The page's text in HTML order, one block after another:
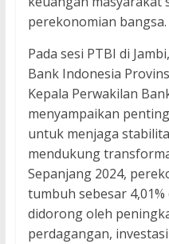
perekonomian bangsa.
Pada sesi PTBI di
Bank Indonesia
Kepala Perwakilan
menyampaikan
untuk menjaga
mendukung
Sepanjang 2024,
tumbuh sebesar
didorong oleh
perdagangan,